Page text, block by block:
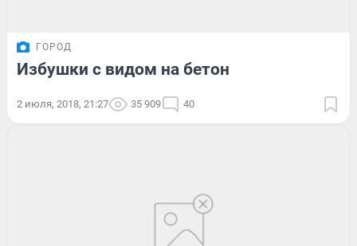
ГОРОД
Избушки с видом на бетон
2 июля, 2018, 21:27 35 909 40